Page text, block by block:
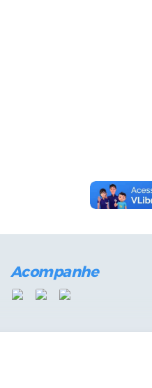
Acompanhe